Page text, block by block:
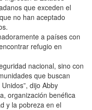
que exceden el
no han aceptado
a países con
refugio en
nacional, sino con
que buscan
dijo Abby
organización benéfica
y la pobreza en el